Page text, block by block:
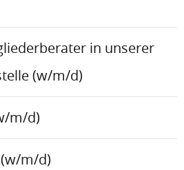
in unserer
(w/m/d)
m/d)
m/d)